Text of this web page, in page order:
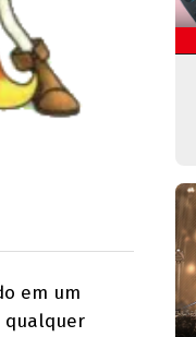
em um
qualquer